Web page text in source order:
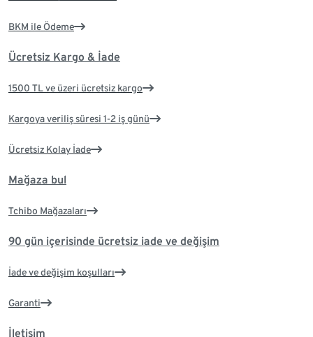
BKM ile Ödeme
Ücretsiz Kargo & İade
1500 TL ve üzeri ücretsiz kargo
Kargoya veriliş süresi 1-2 iş günü
Ücretsiz Kolay İade
Mağaza bul
Tchibo Mağazaları
90 gün içerisinde ücretsiz iade ve değişim
İade ve değişim koşulları
Garanti
İletişim